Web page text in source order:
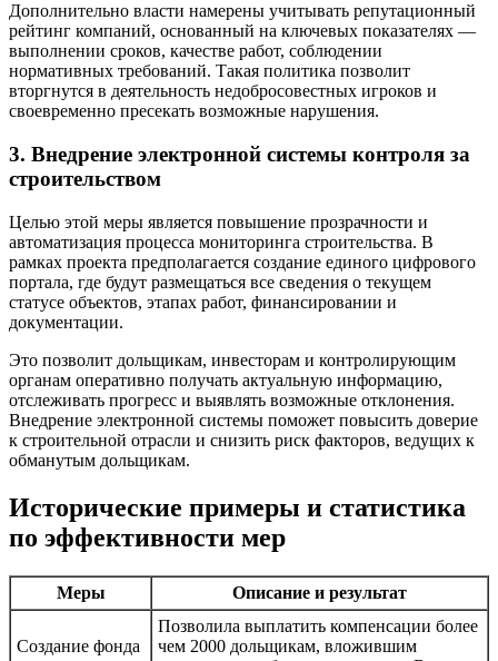
Дополнительно власти намерены учитывать репутационный
рейтинг компаний, основанный на ключевых показателях —
выполнении сроков, качестве работ, соблюдении
нормативных требований. Такая политика позволит
вторгнутся в деятельность недобросовестных игроков и
своевременно пресекать возможные нарушения.
3. Внедрение электронной системы контроля за
строительством
Целью этой меры является повышение прозрачности и
автоматизация процесса мониторинга строительства. В
рамках проекта предполагается создание единого цифрового
портала, где будут размещаться все сведения о текущем
статусе объектов, этапах работ, финансировании и
документации.
Это позволит дольщикам, инвесторам и контролирующим
органам оперативно получать актуальную информацию,
отслеживать прогресс и выявлять возможные отклонения.
Внедрение электронной системы поможет повысить доверие
к строительной отрасли и снизить риск факторов, ведущих к
обманутым дольщикам.
Исторические примеры и статистика
по эффективности мер
Меры Описание и результат
Создание фонда
Позволила выплатить компенсации более
чем 2000 дольщикам, вложившим